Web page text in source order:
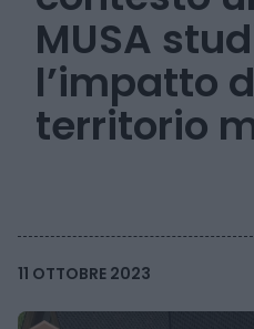
MUSA
l’impatto
territorio
11 OTTOBRE 2023